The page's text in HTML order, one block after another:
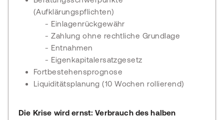
(Aufklärungspflichten)
- Einlagenrückgewähr
- Zahlung ohne rechtliche Grundlage
- Entnahmen
- Eigenkapitalersatzgesetz
Fortbestehensprognose
Liquiditätsplanung (10 Wochen rollierend)
Die Krise wird ernst: Verbrauch des halben